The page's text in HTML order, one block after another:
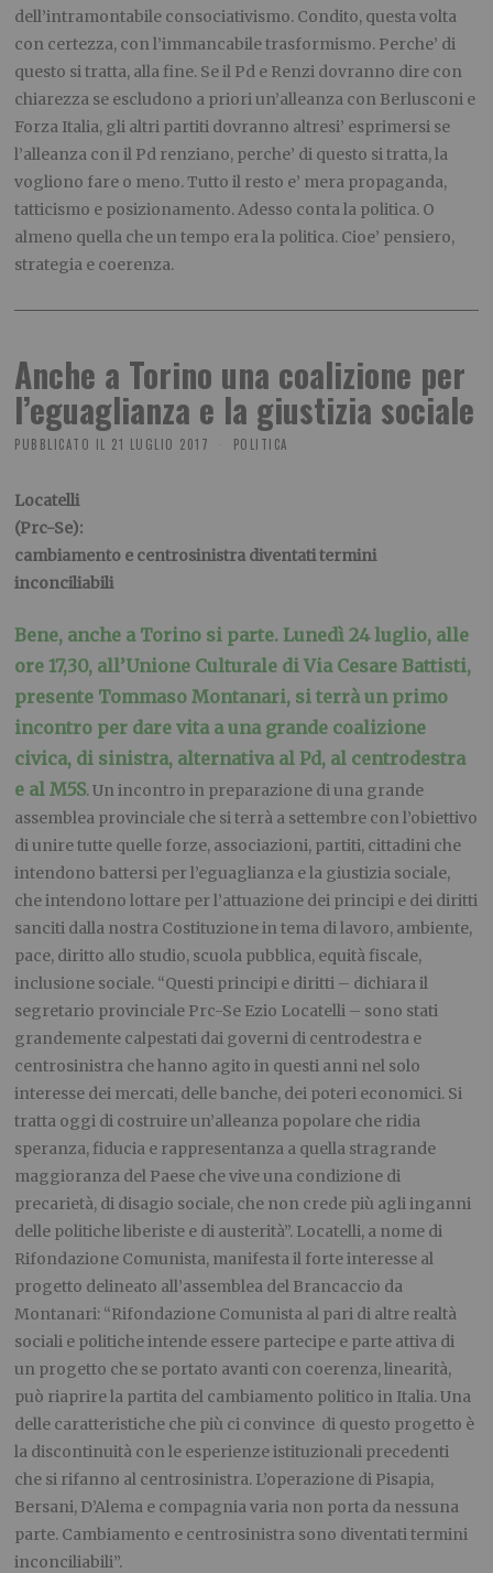
dell’intramontabile consociativismo. Condito, questa volta
con certezza, con l’immancabile trasformismo. Perche’ di
questo si tratta, alla fine. Se il Pd e Renzi dovranno dire con
chiarezza se escludono a priori un’alleanza con Berlusconi e
Forza Italia, gli altri partiti dovranno altresi’ esprimersi se
l’alleanza con il Pd renziano, perche’ di questo si tratta, la
vogliono fare o meno. Tutto il resto e’ mera propaganda,
tatticismo e posizionamento. Adesso conta la politica. O
almeno quella che un tempo era la politica. Cioe’ pensiero,
strategia e coerenza.
Anche a Torino una coalizione per
l’eguaglianza e la giustizia sociale
PUBBLICATO IL 21 LUGLIO 2017 POLITICA
Locatelli
(Prc-Se):
cambiamento e centrosinistra diventati termini
inconciliabili
Bene, anche a Torino si parte. Lunedì 24 luglio, alle
ore 17,30, all’Unione Culturale di Via Cesare Battisti,
presente Tommaso Montanari, si terrà un primo
incontro per dare vita a una grande coalizione
civica, di sinistra, alternativa al Pd, al centrodestra
e al M5S. Un incontro in preparazione di una grande
assemblea provinciale che si terrà a settembre con l’obiettivo
di unire tutte quelle forze, associazioni, partiti, cittadini che
intendono battersi per l’eguaglianza e la giustizia sociale,
che intendono lottare per l’attuazione dei principi e dei diritti
sanciti dalla nostra Costituzione in tema di lavoro, ambiente,
pace, diritto allo studio, scuola pubblica, equità fiscale,
inclusione sociale. “Questi principi e diritti – dichiara il
segretario provinciale Prc-Se Ezio Locatelli – sono stati
grandemente calpestati dai governi di centrodestra e
centrosinistra che hanno agito in questi anni nel solo
interesse dei mercati, delle banche, dei poteri economici. Si
tratta oggi di costruire un’alleanza popolare che ridia
speranza, fiducia e rappresentanza a quella stragrande
maggioranza del Paese che vive una condizione di
precarietà, di disagio sociale, che non crede più agli inganni
delle politiche liberiste e di austerità”. Locatelli, a nome di
Rifondazione Comunista, manifesta il forte interesse al
progetto delineato all’assemblea del Brancaccio da
Montanari: “Rifondazione Comunista al pari di altre realtà
sociali e politiche intende essere partecipe e parte attiva di
un progetto che se portato avanti con coerenza, linearità,
può riaprire la partita del cambiamento politico in Italia. Una
delle caratteristiche che più ci convince di questo progetto è
la discontinuità con le esperienze istituzionali precedenti
che si rifanno al centrosinistra. L’operazione di Pisapia,
Bersani, D’Alema e compagnia varia non porta da nessuna
parte. Cambiamento e centrosinistra sono diventati termini
inconciliabili”.